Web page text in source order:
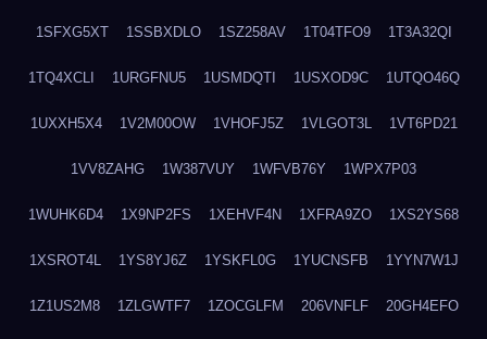
1SFXG5XT 1SSBXDLO 1SZ258AV 1T04TFO9 1T3A32QI
1TQ4XCLI 1URGFNU5 1USMDQTI 1USXOD9C 1UTQO46Q
1UXXH5X4 1V2M00OW 1VHOFJ5Z 1VLGOT3L 1VT6PD21
1VV8ZAHG 1W387VUY 1WFVB76Y 1WPX7P03
1WUHK6D4 1X9NP2FS 1XEHVF4N 1XFRA9ZO 1XS2YS68
1XSROT4L 1YS8YJ6Z 1YSKFL0G 1YUCNSFB 1YYN7W1J
1Z1US2M8 1ZLGWTF7 1ZOCGLFM 206VNFLF 20GH4EFO